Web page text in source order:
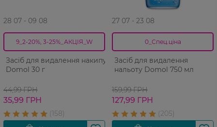
28 07 - 09 08
9_2-20%, 3-25%_АКЦІЯ_W
Засіб для видалення накипу
Domol 30 г
44,99 ГРН
35,99 ГРН
27 07 - 23 08
0_Спец.ціна
Засіб для видалення
нальоту Domol 750 мл
159,99 ГРН
127,99 ГРН